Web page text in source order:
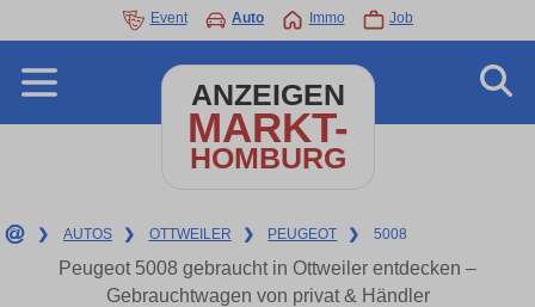
Event Auto Immo Job
ANZEIGEN
MARKT-
HOMBURG
❯ AUTOS ❯ OTTWEILER ❯ PEUGEOT ❯ 5008
Peugeot 5008 gebraucht in Ottweiler entdecken –
Gebrauchtwagen von privat & Händler